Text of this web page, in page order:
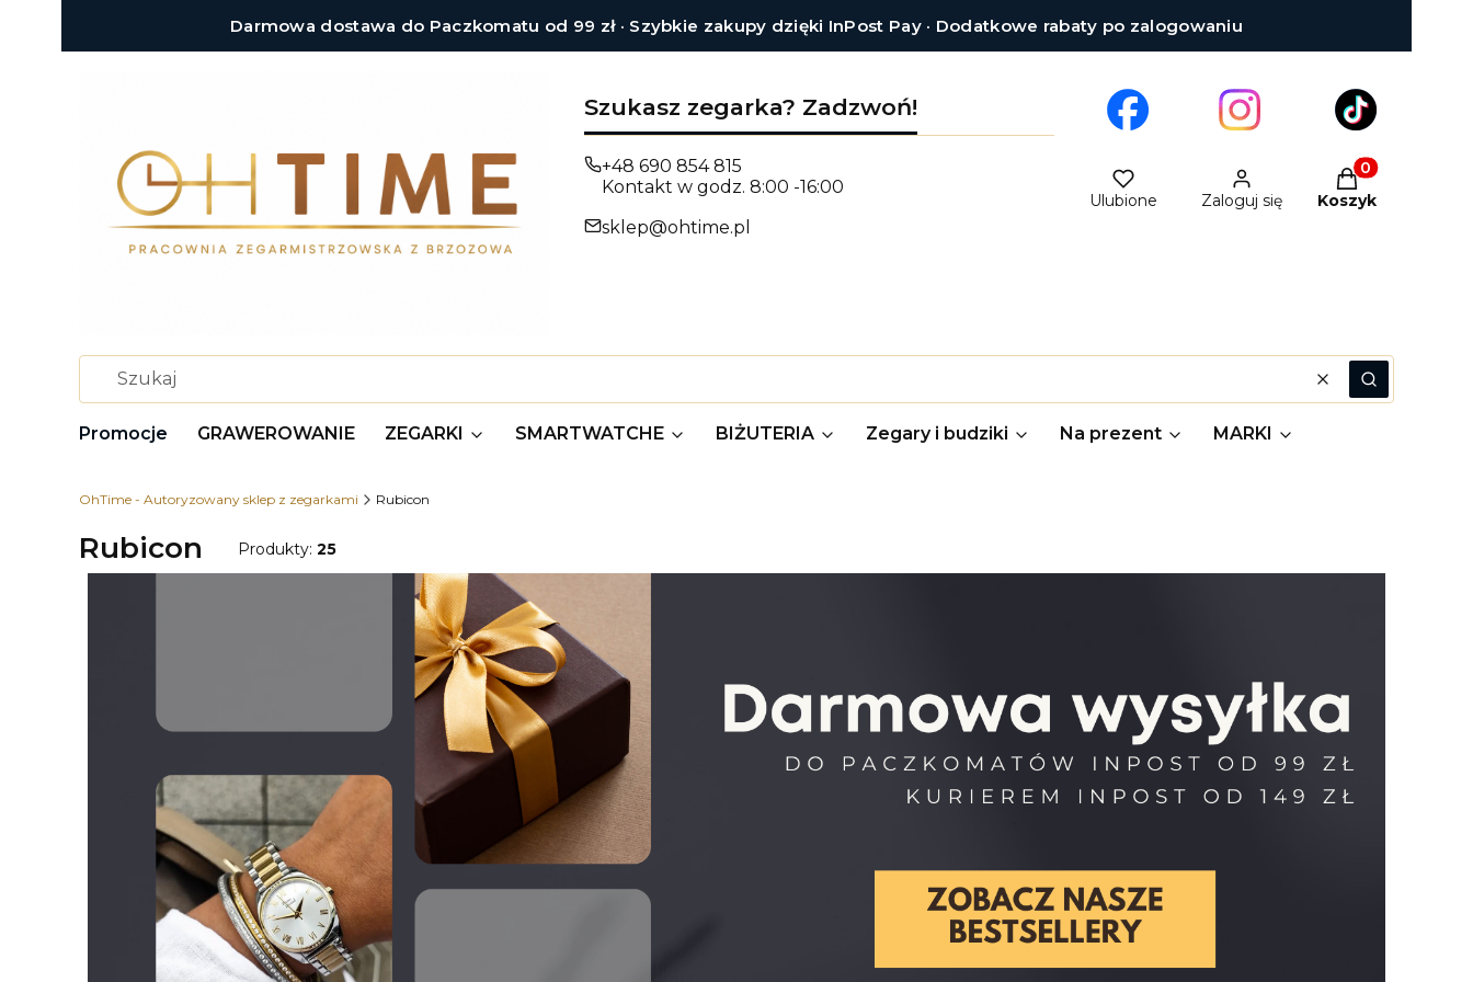
Darmowa dostawa do Paczkomatu od 99 zł · Szybkie zakupy dzięki InPost Pay · Dodatkowe rabaty po zalogowaniu
Szukasz zegarka? Zadzwoń!
+48 690 854 815
Kontakt w godz. 8:00 -16:00
sklep@ohtime.pl
Ulubione Zaloguj się
Produkty w
Koszyk
WyczyśćSzukaj
Promocje GRAWEROWANIE ZEGARKI SMARTWATCHE BIŻUTERIA Zegary i budziki Na prezent MARKI
OhTime - Autoryzowany sklep z zegarkami Rubicon
Rubicon Produkty: 25